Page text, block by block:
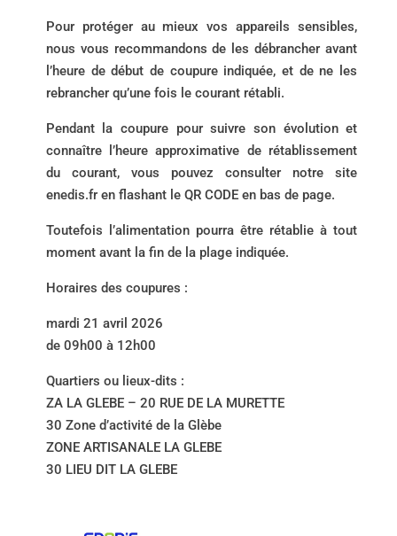
Pour protéger au mieux vos appareils sensibles,
nous vous recommandons de les débrancher avant
l’heure de début de coupure indiquée, et de ne les
rebrancher qu’une fois le courant rétabli.
Pendant la coupure pour suivre son évolution et
connaître l’heure approximative de rétablissement
du courant, vous pouvez consulter notre site
enedis.fr en flashant le QR CODE en bas de page.
Toutefois l’alimentation pourra être rétablie à tout
moment avant la fin de la plage indiquée.
Horaires des coupures :
mardi 21 avril 2026
de 09h00 à 12h00
Quartiers ou lieux-dits :
ZA LA GLEBE – 20 RUE DE LA MURETTE
30 Zone d’activité de la Glèbe
ZONE ARTISANALE LA GLEBE
30 LIEU DIT LA GLEBE